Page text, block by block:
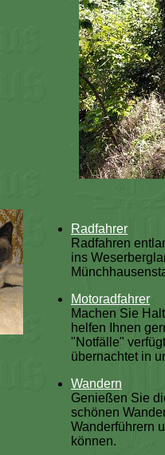
Radfahrer
Radfahren
ins
Motoradfahrer
Machen Sie
helfen Ihnen
"Notfälle"
übernachtet in
Wandern
Genießen Sie
schönen
Wanderführern
können.